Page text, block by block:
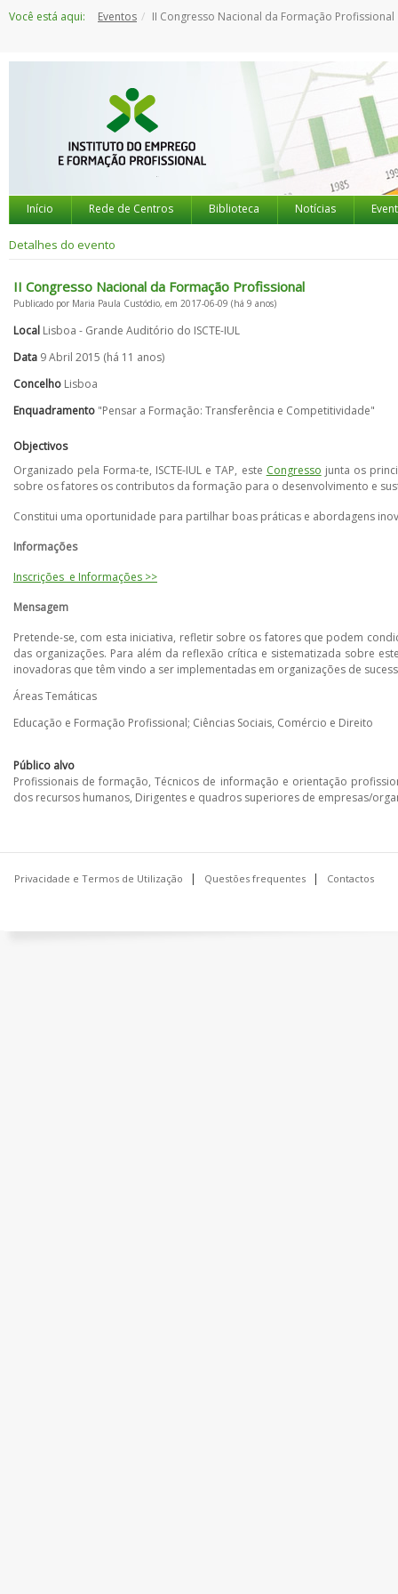
paraVocê está aqui: Eventos II Congresso Nacional da Formação Profissional
Início Rede de Centros Biblioteca Notícias
Detalhes do evento
II Congresso Nacional da Formação Profissional
Publicado por Maria Paula Custódio, em 2017-06-09 (há 9 anos)
Local Lisboa - Grande Auditório do ISCTE-IUL
Data 9 Abril 2015 (há 11 anos)
Concelho Lisboa
Enquadramento "Pensar a Formação: Transferência e Competitividade"
Objectivos
Organizado pela Forma-te, ISCTE-IUL e TAP, este Congresso junta os
sobre os fatores os contributos da formação para o desenvolvimento e
Constitui uma oportunidade para partilhar boas práticas e abordagens
Informações
Inscrições e Informações >>
Mensagem
Pretende-se, com esta iniciativa, refletir sobre os fatores que podem
das organizações. Para além da reflexão crítica e sistematizada sobre
inovadoras que têm vindo a ser implementadas em organizações de
Áreas Temáticas
Educação e Formação Profissional; Ciências Sociais, Comércio e Direito
Público alvo
Profissionais de formação, Técnicos de informação e orientação
dos recursos humanos, Dirigentes e quadros superiores de empresas/
Privacidade e Termos de Utilização Questões frequentes Contactos